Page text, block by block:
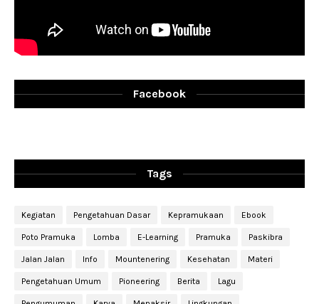
Facebook
Tags
Kegiatan Pengetahuan Dasar Kepramukaan Ebook
Poto Pramuka Lomba E-Learning Pramuka Paskibra
Jalan Jalan Info Mountenering Kesehatan Materi
Pengetahuan Umum Pioneering Berita Lagu